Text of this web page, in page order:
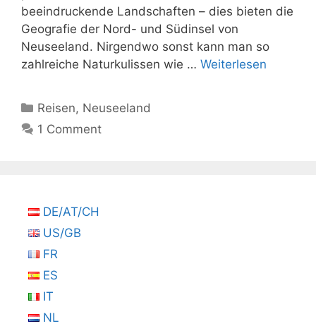
beeindruckende Landschaften – dies bieten die
Geografie der Nord- und Südinsel von
Neuseeland. Nirgendwo sonst kann man so
zahlreiche Naturkulissen wie … Weiterlesen
Kategorien
Reisen, Neuseeland
1 Comment
DE/AT/CH
US/GB
FR
ES
IT
NL